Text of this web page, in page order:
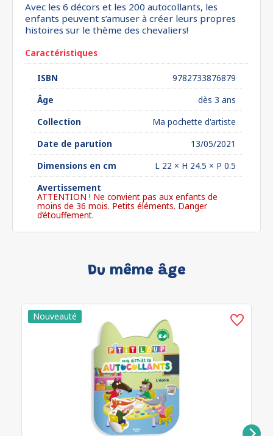
Avec les 6 décors et les 200 autocollants, les
enfants peuvent s’amuser à créer leurs propres
histoires sur le thème des chevaliers!
Caractéristiques
ISBN
9782733876879
Âge
dès 3 ans
Collection
Ma pochette d'artiste
Date de parution
13/05/2021
Dimensions en cm
L 22 × H 24.5 × P 0.5
Avertissement
ATTENTION ! Ne convient pas aux enfants de
moins de 36 mois. Petits éléments. Danger
d’étouffement.
Du même âge